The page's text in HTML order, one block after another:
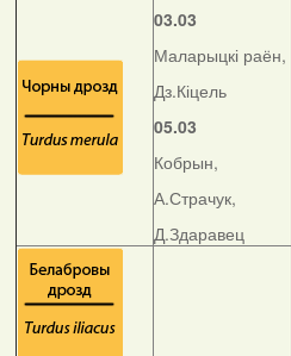
03.03
Маларыцкі раён,
Дз.Кіцель
05.03
Кобрын,
А.Страчук,
Д.Здаравец